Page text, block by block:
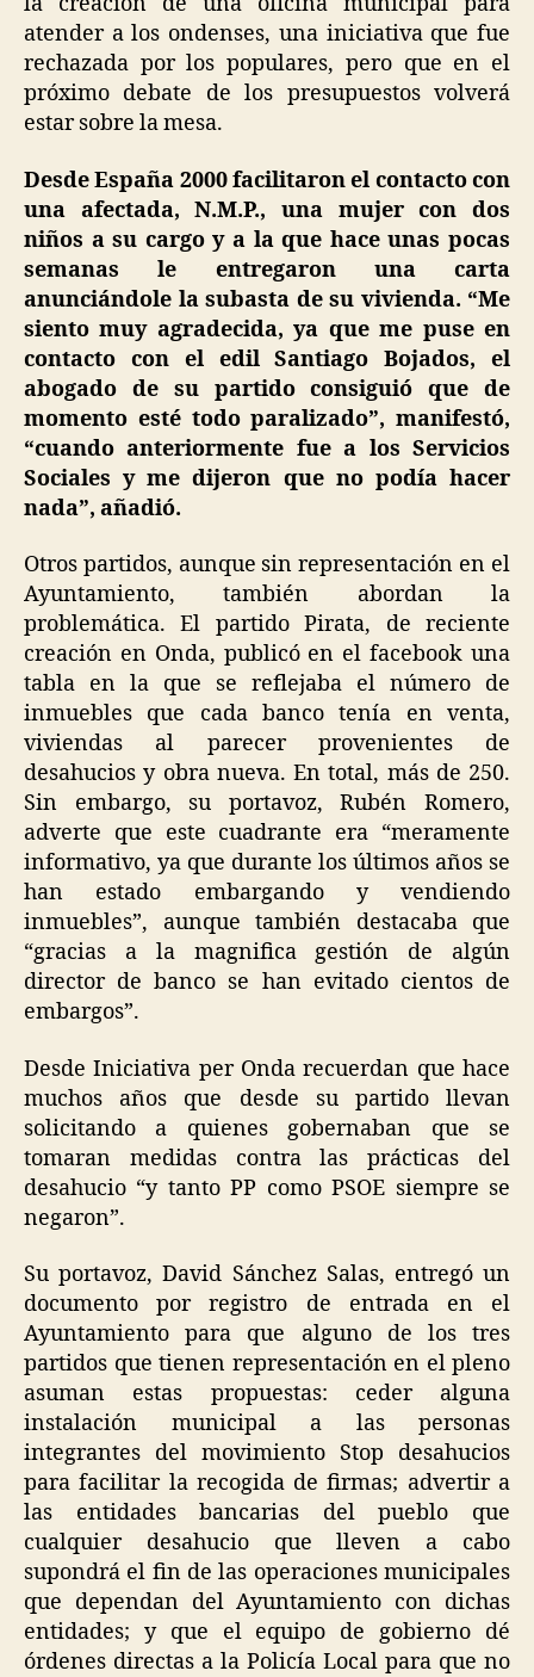
atender a los ondenses, una iniciativa que fue
rechazada por los populares, pero que en el
próximo debate de los presupuestos volverá
estar sobre la mesa.
Desde España 2000 facilitaron el contacto con
una afectada, N.M.P., una mujer con dos
niños a su cargo y a la que hace unas pocas
semanas le entregaron una carta
anunciándole la subasta de su vivienda. “Me
siento muy agradecida, ya que me puse en
contacto con el edil Santiago Bojados, el
abogado de su partido consiguió que de
momento esté todo paralizado”, manifestó,
“cuando anteriormente fue a los Servicios
Sociales y me dijeron que no podía hacer
nada”, añadió.
Otros partidos, aunque sin representación en el
Ayuntamiento, también abordan la
problemática. El partido Pirata, de reciente
creación en Onda, publicó en el facebook una
tabla en la que se reflejaba el número de
inmuebles que cada banco tenía en venta,
viviendas al parecer provenientes de
desahucios y obra nueva. En total, más de 250.
Sin embargo, su portavoz, Rubén Romero,
adverte que este cuadrante era “meramente
informativo, ya que durante los últimos años se
han estado embargando y vendiendo
inmuebles”, aunque también destacaba que
“gracias a la magnifica gestión de algún
director de banco se han evitado cientos de
embargos”.
Desde Iniciativa per Onda recuerdan que hace
muchos años que desde su partido llevan
solicitando a quienes gobernaban que se
tomaran medidas contra las prácticas del
desahucio “y tanto PP como PSOE siempre se
negaron”.
Su portavoz, David Sánchez Salas, entregó un
documento por registro de entrada en el
Ayuntamiento para que alguno de los tres
partidos que tienen representación en el pleno
asuman estas propuestas: ceder alguna
instalación municipal a las personas
integrantes del movimiento Stop desahucios
para facilitar la recogida de firmas; advertir a
las entidades bancarias del pueblo que
cualquier desahucio que lleven a cabo
supondrá el fin de las operaciones municipales
que dependan del Ayuntamiento con dichas
entidades; y que el equipo de gobierno dé
órdenes directas a la Policía Local para que no